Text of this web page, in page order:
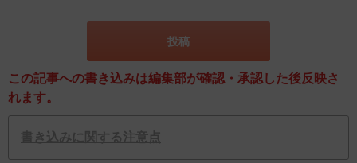
この記事への書き込みは編集部が確認・承認した後反映さ
れます。
書き込みに関する注意点